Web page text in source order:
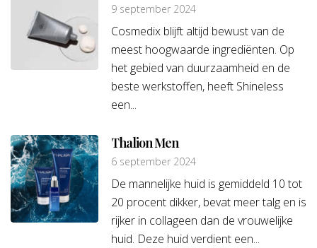
9 september 2024
Cosmedix blijft altijd bewust van de
meest hoogwaarde ingrediënten. Op
het gebied van duurzaamheid en de
beste werkstoffen, heeft Shineless
een...
Thalion Men
6 september 2024
De mannelijke huid is gemiddeld 10 tot
20 procent dikker, bevat meer talg en is
rijker in collageen dan de vrouwelijke
huid. Deze huid verdient een...